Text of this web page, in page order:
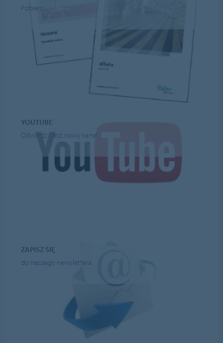
Pobierz
YOUTUBE
Odwiedź nasz nowy kanał
ZAPISZ SIĘ
do naszego newslettera